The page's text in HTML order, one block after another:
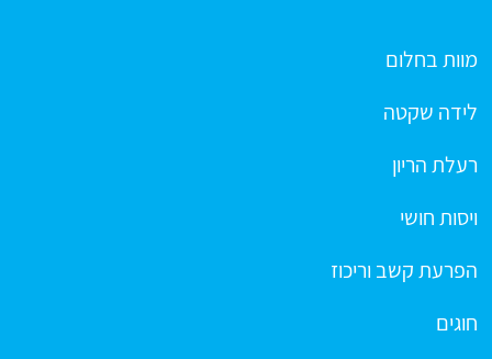
מוות בחלום
לידה שקטה
רעלת הריון
ויסות חושי
הפרעת קשב וריכוז
חוגים